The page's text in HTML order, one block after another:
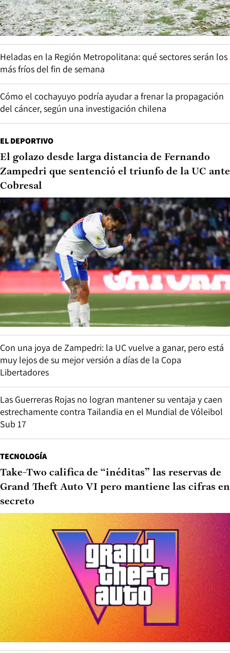
Heladas en la Región Metropolitana: qué sectores serán los
más fríos del fin de semana
Cómo el cochayuyo podría ayudar a frenar la propagación
del cáncer, según una investigación chilena
EL DEPORTIVO
El golazo desde larga distancia de Fernando
Zampedri que sentenció el triunfo de la UC ante
Cobresal
Con una joya de Zampedri: la UC vuelve a ganar, pero está
muy lejos de su mejor versión a días de la Copa
Libertadores
Las Guerreras Rojas no logran mantener su ventaja y caen
estrechamente contra Tailandia en el Mundial de Vóleibol
Sub 17
TECNOLOGÍA
Take-Two califica de “inéditas” las reservas de
Grand Theft Auto VI pero mantiene las cifras en
secreto